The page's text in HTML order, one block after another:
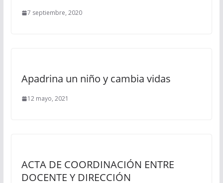
7 septiembre, 2020
Apadrina un niño y cambia vidas
12 mayo, 2021
ACTA DE COORDINACIÓN ENTRE
DOCENTE Y DIRECCIÓN